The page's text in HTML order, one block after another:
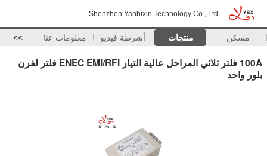
Shenzhen Yanbixin Technology Co., Ltd.
مسكن منتجات أشرطة فيديو معلومات عنا >>
100A فلتر ثلاثي المراحل عالية التيار ENEC EMI/RFI فلتر لفرن
بلور واحد